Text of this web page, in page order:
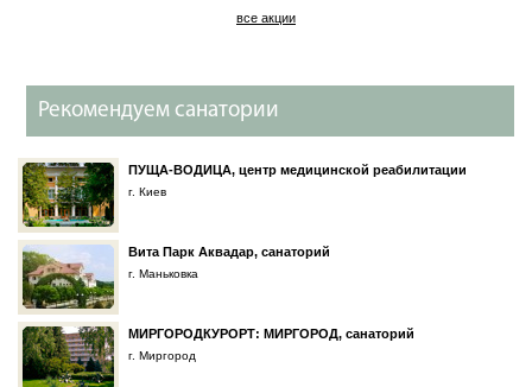
все акции
Рекомендуем санатории
ПУЩА-ВОДИЦА, центр медицинской реабилитации
г. Киев
Вита Парк Аквадар, санаторий
г. Маньковка
МИРГОРОДКУРОРТ: МИРГОРОД, санаторий
г. Миргород